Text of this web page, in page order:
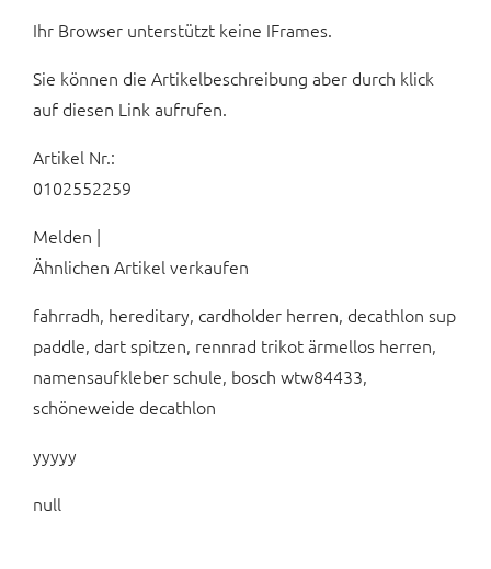
Ihr Browser unterstützt keine IFrames.
Sie können die Artikelbeschreibung aber durch klick
auf diesen Link aufrufen.
Artikel Nr.:
0102552259
Melden |
Ähnlichen Artikel verkaufen
fahrradh, hereditary, cardholder herren, decathlon sup
paddle, dart spitzen, rennrad trikot ärmellos herren,
namensaufkleber schule, bosch wtw84433,
schöneweide decathlon
yyyyy
null